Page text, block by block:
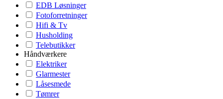
EDB Løsninger
Fotoforretninger
Hifi & Tv
Husholding
Telebutikker
Håndværkere
Elektriker
Glarmester
Låsesmede
Tømrer